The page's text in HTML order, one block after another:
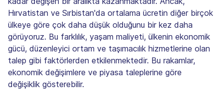
Hırvatistan ve Sırbistan'da ortalama ücretin diğer birçok
ülkeye göre çok daha düşük olduğunu bir kez daha
görüyoruz. Bu farklılık, yaşam maliyeti, ülkenin ekonomik
gücü, düzenleyici ortam ve taşımacılık hizmetlerine olan
talep gibi faktörlerden etkilenmektedir. Bu rakamlar,
ekonomik değişimlere ve piyasa taleplerine göre
değişiklik gösterebilir.